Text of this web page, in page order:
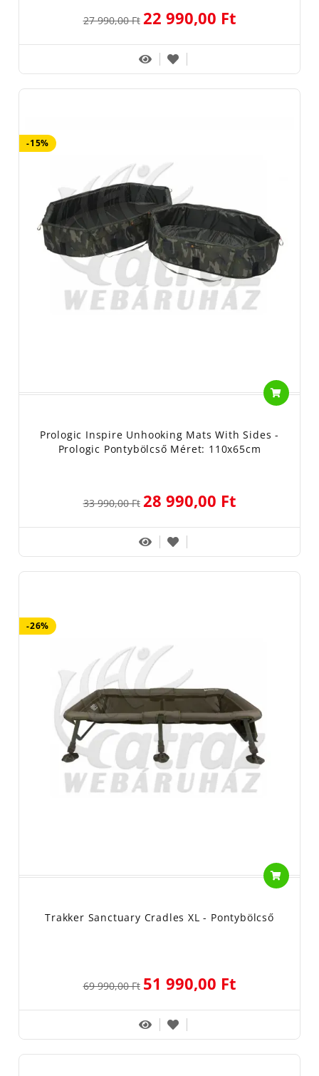
27 990,00 Ft 22 990,00 Ft
-15%
Prologic Inspire Unhooking Mats With Sides -
Prologic Pontybölcső Méret: 110x65cm
33 990,00 Ft 28 990,00 Ft
-26%
Trakker Sanctuary Cradles XL - Pontybölcső
69 990,00 Ft 51 990,00 Ft